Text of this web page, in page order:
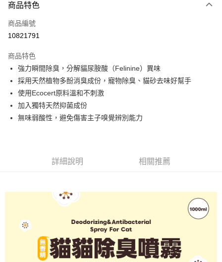
台新國際商業銀行
Google Pay
大哥付你分期
相關說明
1.本服務由台灣大哥大提供，台灣大哥大用戶可立即使用無須另外申請。
2.付款方式選擇「大哥付你分期」，訂單成立後會自動跳轉到大哥付的交易
流程，驗證手機門號後，選擇欲分期的期數、繳款截止日，確認付款後即完
成交易。
3.實際核准額度、可分期數及費用金額請依後續交易確認頁面所載為準。
4.訂單成立30分鐘內，如未前往確認交易或遇審核未通過，訂單將自動取
法說明評估內容。
2.透過簡訊連結打開帳單後，可選擇「超商條碼／台灣大直營門市／銀行轉
帳／街口支付／iPASS MONEY」等通路繳費。
1.本服務係由「台灣大哥大股份有限公司」（以下簡稱本公司）所提供，讓
用戶於交易時，得透過本服務購買商品或服務，並由商店將買賣／分期付款
2.基於同意付款使用「大哥付你分期」之契約關係目的，商店將以您的個人
資料（包含姓名、電話或地址）提供予台灣大哥大進項蒐集、處理及利用，
由本公司與您本人進行分期帳單所需資料之確認、核對及更正。
3.完整用戶服務條款，請詳閱以下連結：
https://oppay.tw/userRule
AFTEE先享後付
相關說明
【關於「AFTEE先享後付」】
AFTEE先享後付是「在收到商品之後才付款」的支付方式。 讓您購物簡單
便利好安心！
１．簡單：不需註冊會員、不需綁卡、不需儲值。
２．便利：只要手機號碼，簡訊認證，即可結帳。
結帳頁面，進行簡訊認證並確認金額後，即可完成結帳。
※ 請注意：結帳手續完成當下不需立刻繳費，但若您需要取消訂單，請聯絡
購買商品的店家。未經商家同意取消之訂單仍視為有效，需透過AFTEE先享
※ 交易是否成功請以「AFTEE先享後付 」之結帳頁面顯示為準，若有關於
是否繳費成功／繳費後需取消欲退款等相關疑問，請聯繫「AFTEE先享後付
客戶支援中心」https://netprotections.freshdesk.com/support/home
【注意事項】
付款後全家取貨
7-11取貨付款(限重5公斤，兩包貓砂以上無法寄送)
每筆NT$80，滿NT$1,200(含以上)免運費
付款後7-11取貨
每筆NT$80，滿NT$1,200(含以上)免運費
宅配(無配送離島)
商品特色
商品編號
10821791
商品特色
強力瞬間除臭，分解貓尿胺酸（Felinine）異味
採用天然植物多酚消臭成份，寵物除臭、貓砂去味好幫手
使用Ecocert原料溫和不刺激
加入獨特天然抑菌成份
無味弱酸性，避免傷害主子嗅覺辨別能力
詳細說明 相關推薦